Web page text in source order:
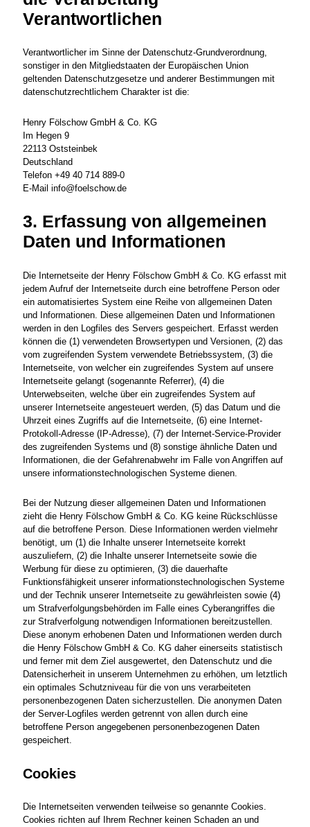
Verantwortlichen
Verantwortlicher im Sinne der Datenschutz-Grundverordnung,
sonstiger in den Mitgliedstaaten der Europäischen Union
geltenden Datenschutzgesetze und anderer Bestimmungen mit
datenschutzrechtlichem Charakter ist die:
Henry Fölschow GmbH & Co. KG
Im Hegen 9
22113 Oststeinbek
Deutschland
Telefon +49 40 714 889-0
E-Mail info@foelschow.de
3. Erfassung von allgemeinen
Daten und Informationen
Die Internetseite der Henry Fölschow GmbH & Co. KG erfasst mit
jedem Aufruf der Internetseite durch eine betroffene Person oder
ein automatisiertes System eine Reihe von allgemeinen Daten
und Informationen. Diese allgemeinen Daten und Informationen
werden in den Logfiles des Servers gespeichert. Erfasst werden
können die (1) verwendeten Browsertypen und Versionen, (2) das
vom zugreifenden System verwendete Betriebssystem, (3) die
Internetseite, von welcher ein zugreifendes System auf unsere
Internetseite gelangt (sogenannte Referrer), (4) die
Unterwebseiten, welche über ein zugreifendes System auf
unserer Internetseite angesteuert werden, (5) das Datum und die
Uhrzeit eines Zugriffs auf die Internetseite, (6) eine Internet-
Protokoll-Adresse (IP-Adresse), (7) der Internet-Service-Provider
des zugreifenden Systems und (8) sonstige ähnliche Daten und
Informationen, die der Gefahrenabwehr im Falle von Angriffen auf
unsere informationstechnologischen Systeme dienen.
Bei der Nutzung dieser allgemeinen Daten und Informationen
zieht die Henry Fölschow GmbH & Co. KG keine Rückschlüsse
auf die betroffene Person. Diese Informationen werden vielmehr
benötigt, um (1) die Inhalte unserer Internetseite korrekt
auszuliefern, (2) die Inhalte unserer Internetseite sowie die
Werbung für diese zu optimieren, (3) die dauerhafte
Funktionsfähigkeit unserer informationstechnologischen Systeme
und der Technik unserer Internetseite zu gewährleisten sowie (4)
um Strafverfolgungsbehörden im Falle eines Cyberangriffes die
zur Strafverfolgung notwendigen Informationen bereitzustellen.
Diese anonym erhobenen Daten und Informationen werden durch
die Henry Fölschow GmbH & Co. KG daher einerseits statistisch
und ferner mit dem Ziel ausgewertet, den Datenschutz und die
Datensicherheit in unserem Unternehmen zu erhöhen, um letztlich
ein optimales Schutzniveau für die von uns verarbeiteten
personenbezogenen Daten sicherzustellen. Die anonymen Daten
der Server-Logfiles werden getrennt von allen durch eine
betroffene Person angegebenen personenbezogenen Daten
gespeichert.
Cookies
Die Internetseiten verwenden teilweise so genannte Cookies.
Cookies richten auf Ihrem Rechner keinen Schaden an und